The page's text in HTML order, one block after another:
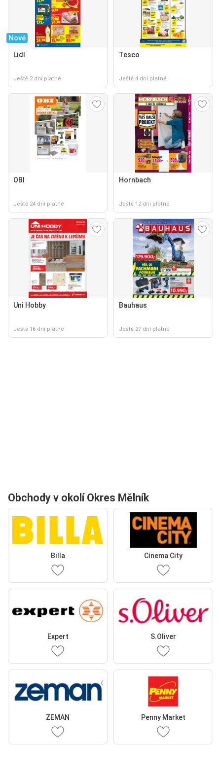
Nové
Lidl
Ještě 2 dní platné
Tesco
Ještě 4 dní platné
OBI
Ještě 24 dní platné
Hornbach
Ještě 12 dní platné
Uni Hobby
Ještě 16 dní platné
Bauhaus
Ještě 27 dní platné
Obchody v okolí Okres Mělník
Billa Cinema City
Expert S.Oliver
ZEMAN Penny Market